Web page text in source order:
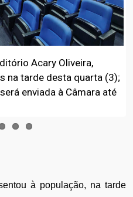
Acary Oliveira,
na tarde desta quarta (3);
enviada à Câmara até
à população, na tarde